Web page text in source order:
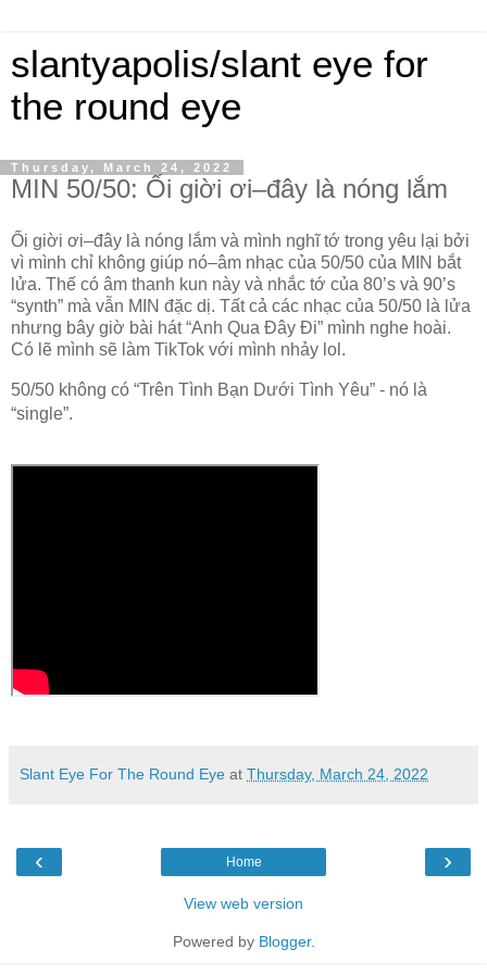
slantyapolis/slant eye for
the round eye
Thursday, March 24, 2022
MIN 50/50: Ối giời ơi–đây là nóng lắm
Ối giời ơi–đây là nóng lắm và mình nghĩ tớ trong yêu lại bởi
vì mình chỉ không giúp nó–âm nhạc của 50/50 của MIN bắt
lửa. Thế có âm thanh kun này và nhắc tớ của 80’s và 90’s
“synth” mà vẫn MIN đặc dị. Tất cả các nhạc của 50/50 là lửa
nhưng bây giờ bài hát “Anh Qua Đây Đi” mình nghe hoài.
Có lẽ mình sẽ làm TikTok với mình nhảy lol.
50/50 không có “Trên Tình Bạn Dưới Tình Yêu” - nó là
“single”.
Slant Eye For The Round Eye at Thursday, March 24, 2022
‹ ›
Home
View web version
Powered by Blogger.